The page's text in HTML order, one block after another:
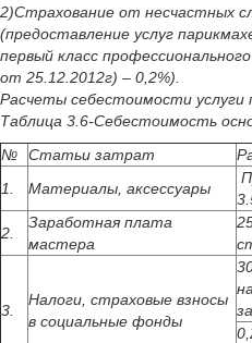
2)Страхование от несчастных
(предоставление услуг
первый класс
от 25.12.2012г) – 0,2%).
Расчеты себестоимости услуги
Таблица 3.6-Себестоимость
№
Статьи затрат
1.
Материалы, аксессуары
2.
Заработная плата
мастера
3.
Налоги, страховые взносы
в социальные фонды